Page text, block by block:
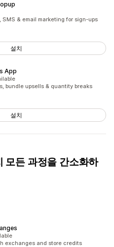
SMS & email marketing for sign-ups
설치
App
bundle upsells & quantity breaks
설치
모든 과정을 간소화하
exchanges and store credits